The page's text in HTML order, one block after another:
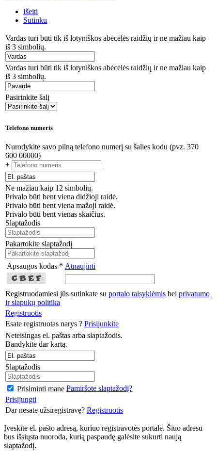
Išeiti
Sutinku
Vardas turi būti tik iš lotyniškos abėcėlės raidžių ir ne mažiau kaip
iš 3 simbolių.
Vardas turi būti tik iš lotyniškos abėcėlės raidžių ir ne mažiau kaip
iš 3 simbolių.
Pasirinkite šalį
Telefono numeris
Nurodykite savo pilną telefono numerį su šalies kodu (pvz. 370
600 00000)
+
Ne mažiau kaip 12 simbolių.
Privalo būti bent viena didžioji raidė.
Privalo būti bent viena mažoji raidė.
Privalo būti bent vienas skaičius.
Slaptažodis
Pakartokite slaptažodį
Apsaugos kodas * Atnaujinti
Registruodamiesi jūs sutinkate su portalo taisyklėmis bei privatumo
ir slapukų politika
Registruotis
Esate registruotas narys ? Prisijunkite
Neteisingas el. paštas arba slaptažodis.
Bandykite dar kartą.
Slaptažodis
Prisiminti mane Pamiršote slaptažodį?
Prisijungti
Dar nesate užsiregistravę? Registruotis
Įveskite el. pašto adresą, kuriuo registravotės portale. Šiuo adresu
bus išsiųsta nuoroda, kurią paspaudę galėsite sukurti naują
slaptažodį.